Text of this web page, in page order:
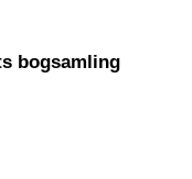
bogsamling